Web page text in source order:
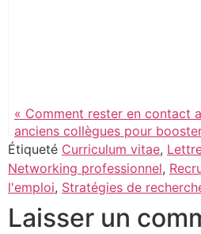
« Comment rester en contact
anciens collègues pour
réseau »
Étiqueté Curriculum vitae,
Networking professionnel,
l'emploi, Stratégies de
Laisser un